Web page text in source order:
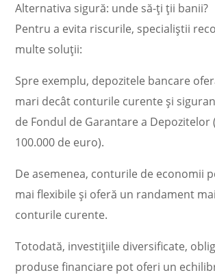
Alternativa sigură: unde să-ți ții banii?
Pentru a evita riscurile, specialiștii
multe soluții:
Spre exemplu, depozitele bancare
mari decât conturile curente și
de Fondul de Garantare a Depozitelor
100.000 de euro).
De asemenea, conturile de economii
mai flexibile și oferă un randament
conturile curente.
Totodată, investițiile diversificate,
produse financiare pot oferi un